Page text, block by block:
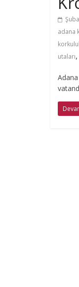
n
y
u
m
K
adana
utaları,